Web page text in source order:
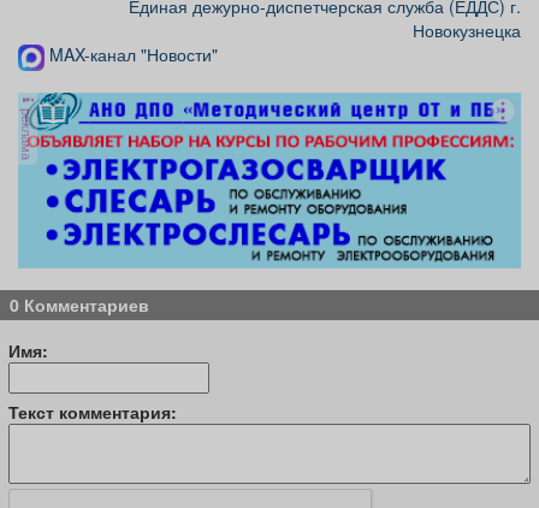
Единая дежурно-диспетчерская служба (ЕДДС) г.
Новокузнецка
MAX-канал "Новости"
реклама
0 Комментариев
Имя:
Текст комментария: